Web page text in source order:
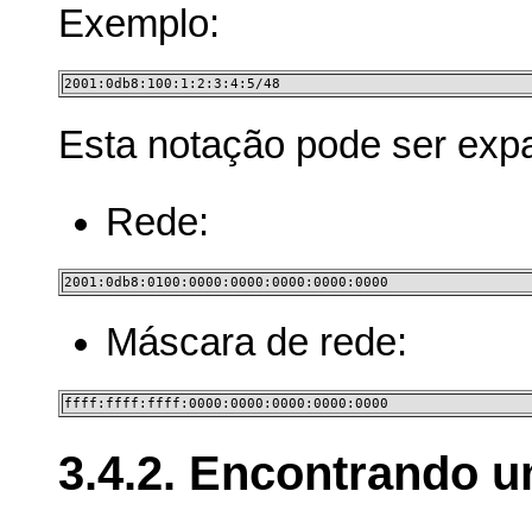
Exemplo:
2001:0db8:100:1:2:3:4:5/48
Esta notação pode ser
Rede:
2001:0db8:0100:0000:0000:0000:0000:0000
Máscara de rede:
ffff:ffff:ffff:0000:0000:0000:0000:0000
3.4.2. Encontrando